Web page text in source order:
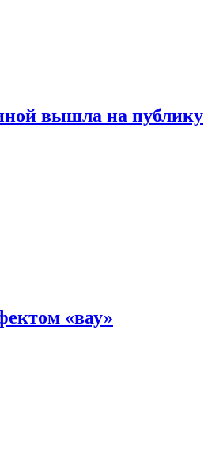
вышла на публику
«вау»